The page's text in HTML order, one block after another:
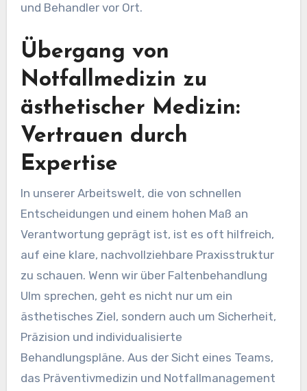
und Behandler vor Ort.
Übergang von
Notfallmedizin zu
ästhetischer Medizin:
Vertrauen durch
Expertise
In unserer Arbeitswelt, die von schnellen
Entscheidungen und einem hohen Maß an
Verantwortung geprägt ist, ist es oft hilfreich,
auf eine klare, nachvollziehbare Praxisstruktur
zu schauen. Wenn wir über Faltenbehandlung
Ulm sprechen, geht es nicht nur um ein
ästhetisches Ziel, sondern auch um Sicherheit,
Präzision und individualisierte
Behandlungspläne. Aus der Sicht eines Teams,
das Präventivmedizin und Notfallmanagement